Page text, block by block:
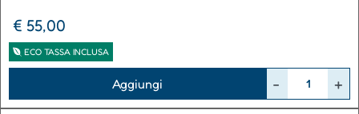
€ 55,00
ECO TASSA INCLUSA
Aggiungi